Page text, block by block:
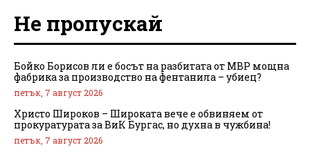
Не пропускай
Бойко Борисов ли е босът на разбитата от МВР мощна
фабрика за производство на фентанила – убиец?
петък, 7 август 2026
Христо Широков – Широката вече е обвиняем от
прокуратурата за ВиК Бургас, но духна в чужбина!
петък, 7 август 2026